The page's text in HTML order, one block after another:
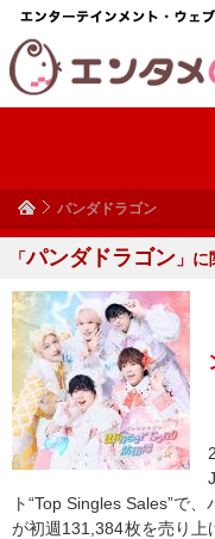
パンダドラゴン
「パンダドラゴン 」
ト“Top Singles Sales”で
が初週131,384枚を売り